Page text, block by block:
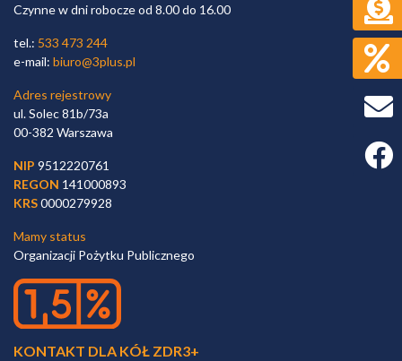
Czynne w dni robocze od 8.00 do 16.00
tel.: 533 473 244
e-mail: biuro@3plus.pl
Adres rejestrowy
ul. Solec 81b/73a
00-382 Warszawa
NIP 9512220761
REGON 141000893
KRS0000279928
Mamy status
Organizacji Pożytku Publicznego
KONTAKT DLA KÓŁ ZDR3+